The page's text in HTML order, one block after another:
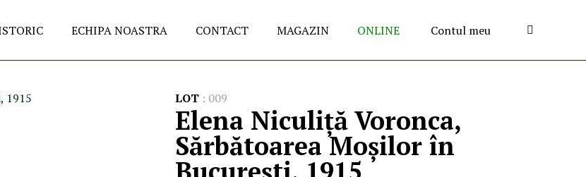
ECHIPA NOASTRA CONTACT MAGAZIN ONLINE Contul meu
LOT : 009
Elena Niculiță Voronca,
Sărbătoarea Moșilor în